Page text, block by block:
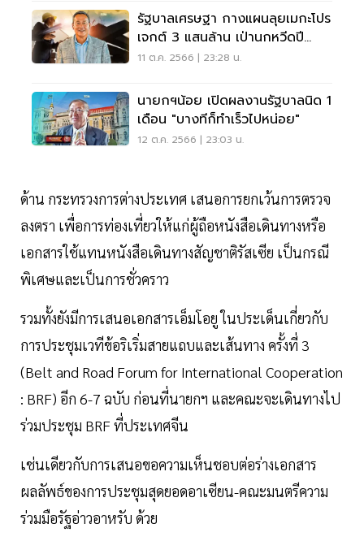
รัฐบาลเศรษฐา กางแผนลุยเมกะโปร
เจกต์ 3 แสนล้าน เป่านกหวีดปี
2567
11 ต.ค. 2566 | 23:28 น.
นายกฯน้อย เปิดผลงานรัฐบาลนิด 1
เดือน "บางทีก็ทำเร็วไปหน่อย"
12 ต.ค. 2566 | 23:03 น.
ด้าน กระทรวงการต่างประเทศ เสนอการยกเว้นการตรวจ
ลงตรา เพื่อการท่องเที่ยวให้แก่ผู้ถือหนังสือเดินทางหรือ
เอกสารใช้แทนหนังสือเดินทางสัญชาติรัสเซีย เป็นกรณี
พิเศษและเป็นการชั่วคราว
รวมทั้งยังมีการเสนอเอกสารเอ็มโอยู ในประเด็นเกี่ยวกับ
การประชุมเวทีข้อริเริ่มสายแถบและเส้นทาง ครั้งที่ 3
(Belt and Road Forum for International Cooperation
: BRF) อีก 6-7 ฉบับ ก่อนที่นายกฯ และคณะจะเดินทางไป
ร่วมประชุม BRF ที่ประเทศจีน
เช่นเดียวกับการเสนอขอความเห็นชอบต่อร่างเอกสาร
ผลลัพธ์ของการประชุมสุดยอดอาเซียน-คณะมนตรีความ
ร่วมมือรัฐอ่าวอาหรับ ด้วย